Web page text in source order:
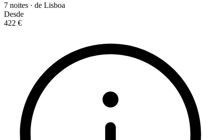
7 noites · de Lisboa
Desde
422 €